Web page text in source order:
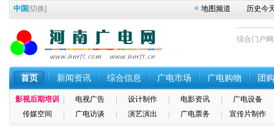
中国 [切换] 地图频道 历史今
综合门户
首页 新闻资讯 综合信息 广电市场 广电购物 团
影视后期培训 电视广告 设计制作 电影资讯
广电设备
传媒空间
广电访谈 演艺演出 广电票务 宣传片制作